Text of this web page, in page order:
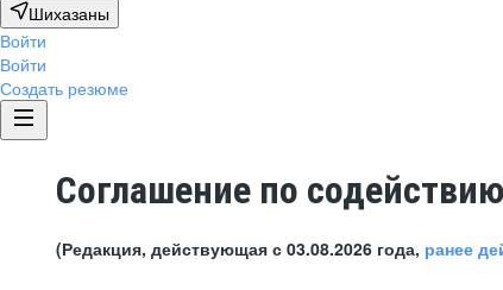
Шихазаны
Войти
Войти
Создать резюме
Соглашение по
(Редакция, действующая с 03.08.2026 года, ранее